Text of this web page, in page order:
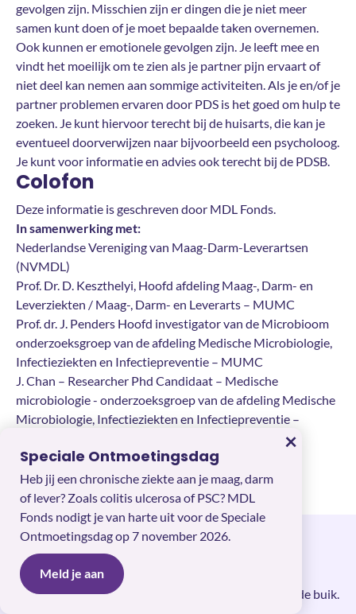
gevolgen zijn. Misschien zijn er dingen die je niet meer
samen kunt doen of je moet bepaalde taken overnemen.
Ook kunnen er emotionele gevolgen zijn. Je leeft mee en
vindt het moeilijk om te zien als je partner pijn ervaart of
niet deel kan nemen aan sommige activiteiten. Als je en/of je
partner problemen ervaren door PDS is het goed om hulp te
zoeken. Je kunt hiervoor terecht bij de huisarts, die kan je
eventueel doorverwijzen naar bijvoorbeeld een psycholoog.
Je kunt voor informatie en advies ook terecht bij de PDSB.
Colofon
Deze informatie is geschreven door MDL Fonds.
In samenwerking met:
Nederlandse Vereniging van Maag-Darm-Leverartsen
(NVMDL)
Prof. Dr. D. Keszthelyi, Hoofd afdeling Maag-, Darm- en
Leverziekten / Maag-, Darm- en Leverarts – MUMC
Prof. dr. J. Penders Hoofd investigator van de Microbioom
onderzoeksgroep van de afdeling Medische Microbiologie,
Infectieziekten en Infectiepreventie – MUMC
J. Chan – Researcher Phd Candidaat – Medische
microbiologie - onderzoeksgroep van de afdeling Medische
Microbiologie, Infectieziekten en Infectiepreventie –
Laatst herzien:
December 2024
Schrijf je in voor onze nieuwsbrief
Ontvang maandelijks nieuws en info over een gezonde buik.
Speciale Ontmoetingsdag
Heb jij een chronische ziekte aan je maag, darm
of lever? Zoals colitis ulcerosa of PSC? MDL
Fonds nodigt je van harte uit voor de Speciale
Ontmoetingsdag op 7 november 2026.
Meld je aan
×